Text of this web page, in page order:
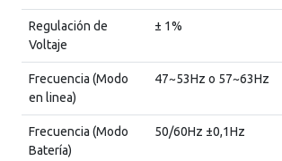
Regulación de
Voltaje
± 1%
Frecuencia (Modo
en linea)
47~53Hz o 57~63Hz
Frecuencia (Modo
Batería)
50/60Hz ±0,1Hz